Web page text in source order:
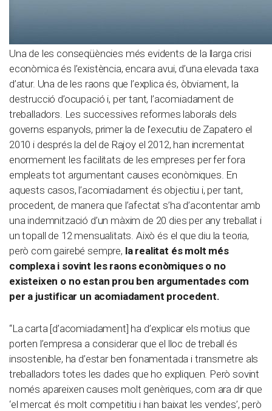
Una de les conseqüències més evidents de la llarga crisi
econòmica és l’existència, encara avui, d’una elevada taxa
d’atur. Una de les raons que l’explica és, òbviament, la
destrucció d’ocupació i, per tant, l’acomiadament de
treballadors. Les successives reformes laborals dels
governs espanyols, primer la de l’executiu de Zapatero el
2010 i després la del de Rajoy el 2012, han incrementat
enormement les facilitats de les empreses per fer fora
empleats tot argumentant causes econòmiques. En
aquests casos, l’acomiadament és objectiu i, per tant,
procedent, de manera que l’afectat s’ha d’acontentar amb
una indemnització d’un màxim de 20 dies per any treballat i
un topall de 12 mensualitats. Això és el que diu la teoria,
però com gairebé sempre, la realitat és molt més
complexa i sovint les raons econòmiques o no
existeixen o no estan prou ben argumentades com
per a justificar un acomiadament procedent.
“La carta [d’acomiadament] ha d’explicar els motius que
porten l’empresa a considerar que el lloc de treball és
insostenible, ha d’estar ben fonamentada i transmetre als
treballadors totes les dades que ho expliquen. Però sovint
només apareixen causes molt genèriques, com ara dir que
‘el mercat és molt competitiu i han baixat les vendes’, però